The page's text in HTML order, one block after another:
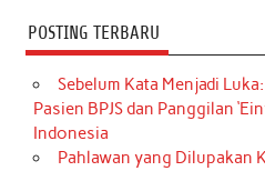
POSTING TERBARU
Sebelum Kata Menjadi
Pasien BPJS dan Panggilan
Indonesia
Pahlawan yang Dilupakan